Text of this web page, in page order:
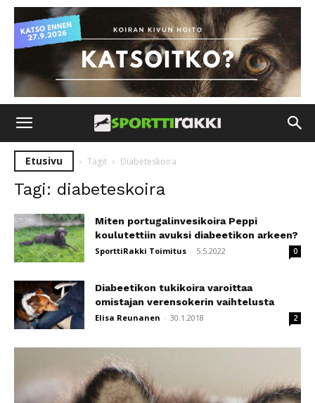
Etusivu Tagit Diabeteskoira
Tagi: diabeteskoira
Miten portugalinvesikoira Peppi
koulutettiin avuksi diabeetikon arkeen?
SporttiRakki Toimitus - 5.5.2022 0
Diabeetikon tukikoira varoittaa
omistajan verensokerin vaihtelusta
Elisa Reunanen - 30.1.2018 2